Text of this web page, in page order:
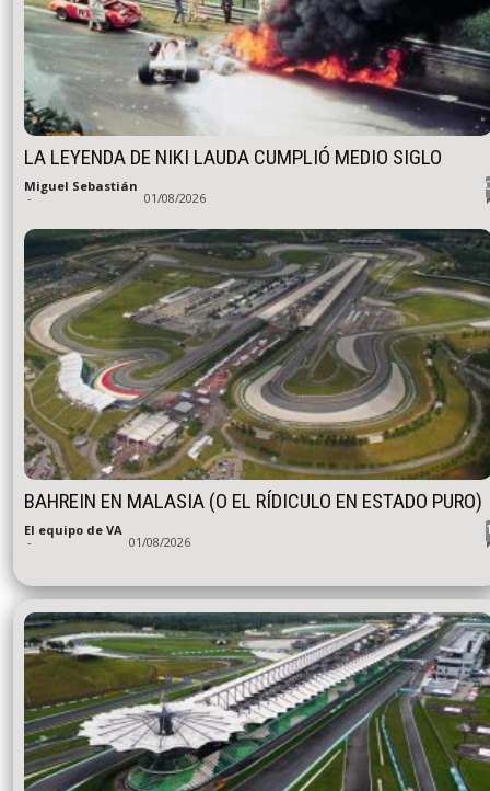
LA LEYENDA DE NIKI LAUDA CUMPLIÓ MEDIO SIGLO
Miguel Sebastián
- 01/08/2026
BAHREIN EN MALASIA (O EL RÍDICULO EN ESTADO PURO)
El equipo de VA
- 01/08/2026